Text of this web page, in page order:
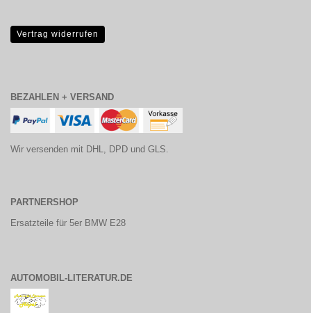
Vertrag widerrufen
BEZAHLEN + VERSAND
Wir versenden mit DHL, DPD und GLS.
PARTNERSHOP
Ersatzteile für 5er BMW E28
AUTOMOBIL-LITERATUR.DE